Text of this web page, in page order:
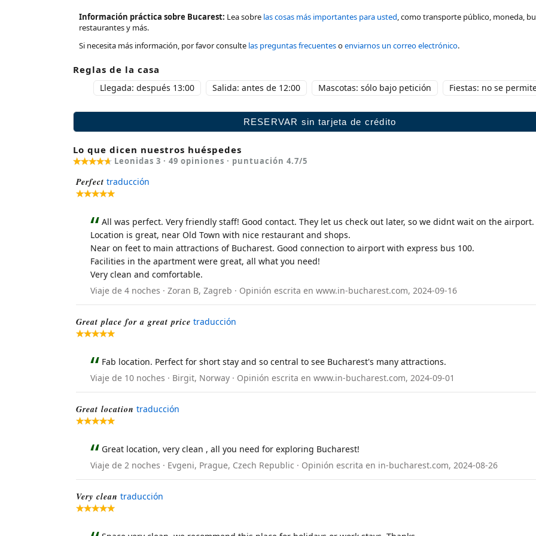
Información práctica sobre Bucarest: Lea sobre las cosas más importantes para usted, como transporte público, moneda,
restaurantes y más.
Si necesita más información, por favor consulte las preguntas frecuentesoenviarnos un correo electrónico.
Reglas de la casa
Llegada: después 13:00 Salida: antes de 12:00 Mascotas: sólo bajo petición Fiestas: no se
Lo que dicen nuestros huéspedes
Leonidas 3 · 49 opiniones · puntuación 4.7/5
Perfect traducción
All was perfect. Very friendly staff! Good contact. They let us check out later, so we didnt wait on the airport.
Location is great, near Old Town with nice restaurant and shops.
Near on feet to main attractions of Bucharest. Good connection to airport with express bus 100.
Facilities in the apartment were great, all what you need!
Very clean and comfortable.
Viaje de 4 noches · Zoran B, Zagreb · Opinión escrita en www.in-bucharest.com, 2024-09-16
Great place for a great price traducción
Fab location. Perfect for short stay and so central to see Bucharest's many attractions.
Viaje de 10 noches · Birgit, Norway · Opinión escrita en www.in-bucharest.com, 2024-09-01
Great location traducción
Great location, very clean , all you need for exploring Bucharest!
Viaje de 2 noches · Evgeni, Prague, Czech Republic · Opinión escrita en in-bucharest.com, 2024-08-26
Very clean traducción